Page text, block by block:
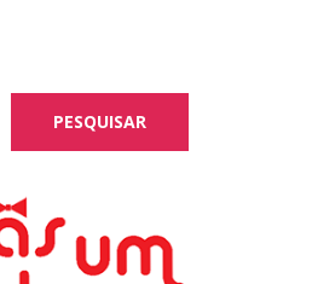
PESQUISAR